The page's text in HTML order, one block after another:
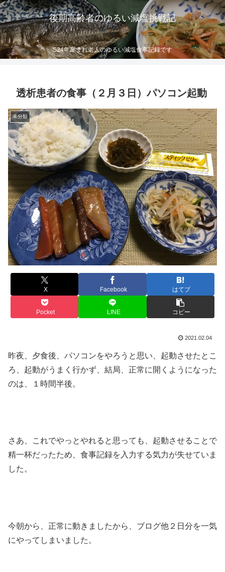
後期高齢者のゆるい減塩挑戦記
S24年産まれ老人のゆるい減塩食事記録です
透析患者の食事（２月３日）パソコン起動
未分類
X Facebook はてブ
Pocket LINE コピー
2021.02.04
昨夜、夕食後、パソコンをやろうと思い、起動させたとこ
ろ、起動がうまく行かず、結局、正常に開くようになった
のは、１時間半後。
さあ、これでやっとやれると思っても、起動させることで
精一杯だったため、食事記録を入力する気力が失せていま
した。
今朝から、正常に動きましたから、ブログ他２日分を一気
にやってしまいました。